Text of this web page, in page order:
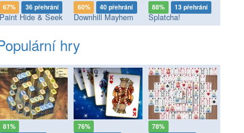
67% 36 přehrání
Paint Hide & Seek
60% 40 přehrání
Downhill Mayhem
88% 13 přehrání
Splatcha!
hry
81%
76%
78%